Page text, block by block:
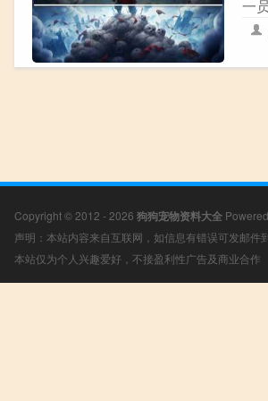
一
Copyright © 2012 - 2026 狗狗宠物资料大全
声明：本站内容来自互联网，如信息有错误可发邮
本站仅为个人兴趣爱好，不接盈利性广告及商业合作